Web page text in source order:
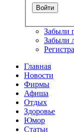
Забыли
Забыли
Главная
Новости
Фирмы
Афиша
Отдых
Здоровье
Юмор
Статьи